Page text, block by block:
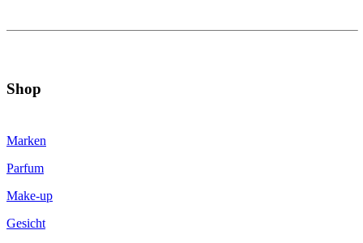
Shop
Marken
Parfum
Make-up
Gesicht